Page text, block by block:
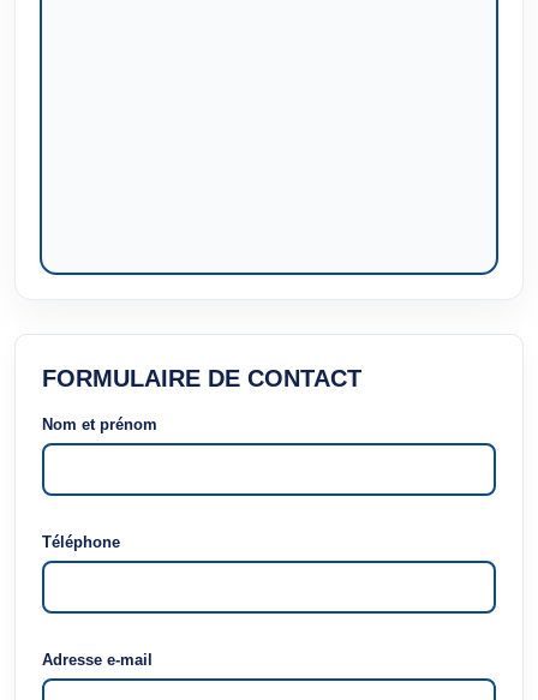
FORMULAIRE DE CONTACT
Nom et prénom
Téléphone
Adresse e-mail